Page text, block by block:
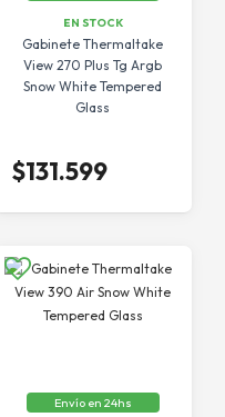
EN STOCK
Gabinete Thermaltake
View 270 Plus Tg Argb
Snow White Tempered
Glass
$131.599
Envío en 24hs